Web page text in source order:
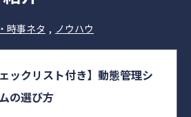
時事ネタ ノウハウ
ェックリスト付き】動態管理シ
の選び方